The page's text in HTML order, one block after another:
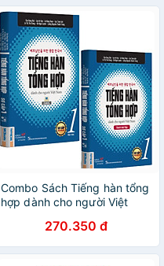
Combo Sách Tiếng hàn tổng
hợp dành cho người Việt
270.350 đ